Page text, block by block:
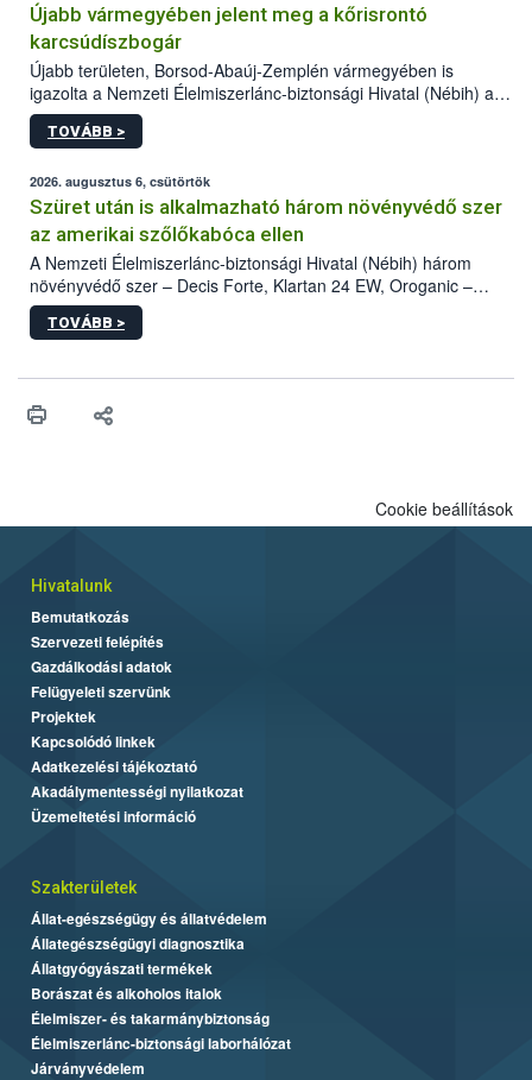
Újabb vármegyében jelent meg a kőrisrontó
karcsúdíszbogár
Újabb területen, Borsod-Abaúj-Zemplén vármegyében is
igazolta a Nemzeti Élelmiszerlánc-biztonsági Hivatal (Nébih) a
kőrisrontó karcsúdíszbogár (Agrilus planipennis) jelenlétét. A
kártevőt nem csak színcsapdában találták meg, de már fertőzött
az intenzív felderítést, emellett az intézkedéseket a szlovák
hatósággal is összehangolják a terjedés megállítása érdekében.
TOVÁBB >
2026. augusztus 6, csütörtök
Szüret után is alkalmazható három növényvédő szer
az amerikai szőlőkabóca ellen
A Nemzeti Élelmiszerlánc-biztonsági Hivatal (Nébih) három
növényvédő szer – Decis Forte, Klartan 24 EW, Oroganic –
engedélyokiratát módosította, így azok a szüretet követően,
egészen a vesszőérettség (BBCH 91) stádiumáig
érésű szőlőkben is legyen lehetőség a károsító elleni további
felhasználók számára is elérhető és ökológiai termesztésben is
TOVÁBB >
Cookie beállítások
Hivatalunk
Bemutatkozás
Szervezeti felépítés
Gazdálkodási adatok
Felügyeleti szervünk
Projektek
Kapcsolódó linkek
Adatkezelési tájékoztató
Akadálymentességi nyilatkozat
Üzemeltetési információ
Szakterületek
Állat-egészségügy és állatvédelem
Állategészségügyi diagnosztika
Állatgyógyászati termékek
Borászat és alkoholos italok
Élelmiszer- és takarmánybiztonság
Élelmiszerlánc-biztonsági laborhálózat
Járványvédelem